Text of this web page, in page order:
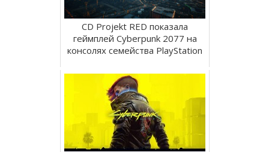
CD Projekt RED показала
геймплей Cyberpunk 2077 на
консолях семейства PlayStation